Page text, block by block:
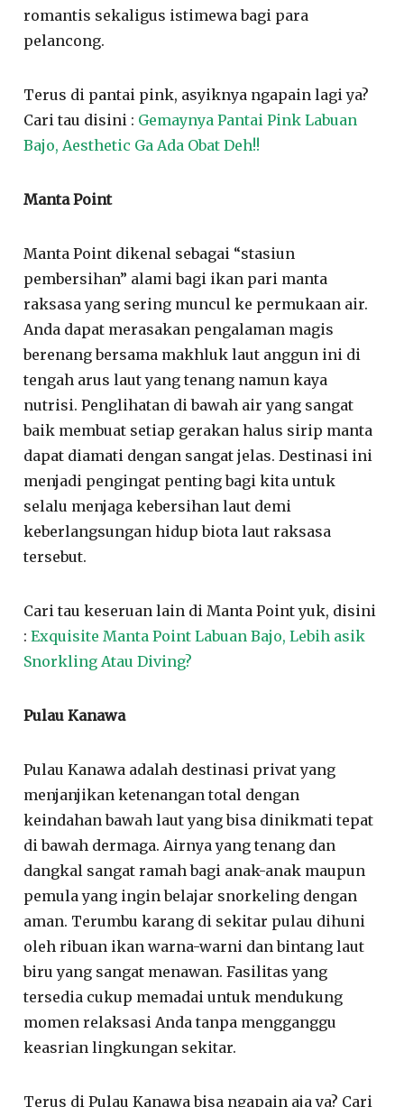
romantis sekaligus istimewa bagi para
pelancong.
Terus di pantai pink, asyiknya ngapain lagi ya?
Cari tau disini : Gemaynya Pantai Pink Labuan
Bajo, Aesthetic Ga Ada Obat Deh!!
Manta Point
Manta Point dikenal sebagai “stasiun
pembersihan” alami bagi ikan pari manta
raksasa yang sering muncul ke permukaan air.
Anda dapat merasakan pengalaman magis
berenang bersama makhluk laut anggun ini di
tengah arus laut yang tenang namun kaya
nutrisi. Penglihatan di bawah air yang sangat
baik membuat setiap gerakan halus sirip manta
dapat diamati dengan sangat jelas. Destinasi ini
menjadi pengingat penting bagi kita untuk
selalu menjaga kebersihan laut demi
keberlangsungan hidup biota laut raksasa
tersebut.
Cari tau keseruan lain di Manta Point yuk, disini
:Exquisite Manta Point Labuan Bajo, Lebih asik
Snorkling Atau Diving?
Pulau Kanawa
Pulau Kanawa adalah destinasi privat yang
menjanjikan ketenangan total dengan
keindahan bawah laut yang bisa dinikmati tepat
di bawah dermaga. Airnya yang tenang dan
dangkal sangat ramah bagi anak-anak maupun
pemula yang ingin belajar snorkeling dengan
aman. Terumbu karang di sekitar pulau dihuni
oleh ribuan ikan warna-warni dan bintang laut
biru yang sangat menawan. Fasilitas yang
tersedia cukup memadai untuk mendukung
momen relaksasi Anda tanpa mengganggu
keasrian lingkungan sekitar.
Terus di Pulau Kanawa bisa ngapain aja ya? Cari